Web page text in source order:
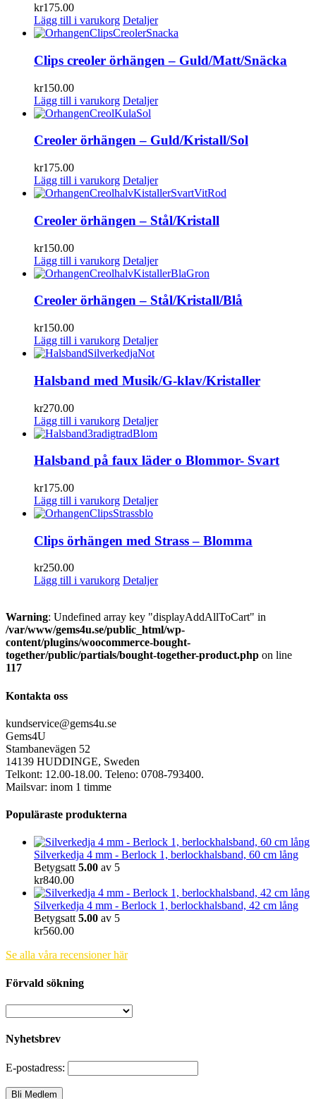
kr175.00
Lägg till i varukorg Detaljer
Clips creoler örhängen – Guld/Matt/Snäcka
kr150.00
Lägg till i varukorg Detaljer
Creoler örhängen – Guld/Kristall/Sol
kr175.00
Lägg till i varukorg Detaljer
Creoler örhängen – Stål/Kristall
kr150.00
Lägg till i varukorg Detaljer
Creoler örhängen – Stål/Kristall/Blå
kr150.00
Lägg till i varukorg Detaljer
Halsband med Musik/G-klav/Kristaller
kr270.00
Lägg till i varukorg Detaljer
Halsband på faux läder o Blommor- Svart
kr175.00
Lägg till i varukorg Detaljer
Clips örhängen med Strass – Blomma
kr250.00
Lägg till i varukorg Detaljer
Warning: Undefined array key "displayAddAllToCart" in
/var/www/gems4u.se/public_html/wp-
content/plugins/woocommerce-bought-
together/public/partials/bought-together-product.php on line
117
Kontakta oss
kundservice@gems4u.se
Gems4U
Stambanevägen 52
14139 HUDDINGE, Sweden
Telkont: 12.00-18.00. Teleno: 0708-793400.
Mailsvar: inom 1 timme
Populäraste produkterna
Silverkedja 4 mm - Berlock 1, berlockhalsband, 60 cm lång
Betygsatt5.00 av 5
kr840.00
Silverkedja 4 mm - Berlock 1, berlockhalsband, 42 cm lång
Betygsatt5.00 av 5
kr560.00
Se alla våra recensioner här
Förvald sökning
Nyhetsbrev
E-postadress: